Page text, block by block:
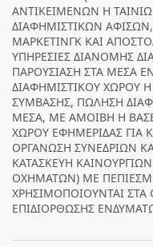
ΑΝΤΙΚΕΙΜΕΝΩΝ Η
ΔΙΑΦΗΜΙΣΤΙΚΩΝ
ΜΑΡΚΕΤΙΝΓΚ ΚΑΙ
ΥΠΗΡΕΣΙΕΣ ΔΙΑΝΟΜΗΣ
ΠΑΡΟΥΣΙΑΣΗ ΣΤΑ ΜΕΣΑ
ΔΙΑΦΗΜΙΣΤΙΚΟΥ ΧΩΡΟΥ
ΣΥΜΒΑΣΗΣ, ΠΩΛΗΣΗ
ΜΕΣΑ, ΜΕ ΑΜΟΙΒΗ Η
ΧΩΡΟΥ ΕΦΗΜΕΡΙΔΑΣ ΓΙΑ
ΟΡΓΑΝΩΣΗ ΣΥΝΕΔΡΙΩΝ
ΚΑΤΑΣΚΕΥΗ
ΟΧΗΜΑΤΩΝ) ΜΕ
ΧΡΗΣΙΜΟΠΟΙΟΥΝΤΑΙ
ΕΠΙΔΙΟΡΘΩΣΗΣ